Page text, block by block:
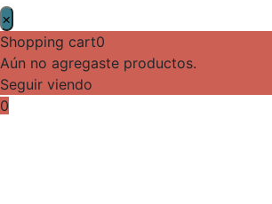
×
Shopping cart0
Aún no agregaste productos.
Seguir viendo
0